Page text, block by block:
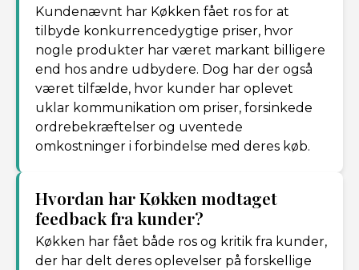
Kundenævnt har Køkken fået ros for at
tilbyde konkurrencedygtige priser, hvor
nogle produkter har været markant billigere
end hos andre udbydere. Dog har der også
været tilfælde, hvor kunder har oplevet
uklar kommunikation om priser, forsinkede
ordrebekræftelser og uventede
omkostninger i forbindelse med deres køb.
Hvordan har Køkken modtaget
feedback fra kunder?
Køkken har fået både ros og kritik fra kunder,
der har delt deres oplevelser på forskellige